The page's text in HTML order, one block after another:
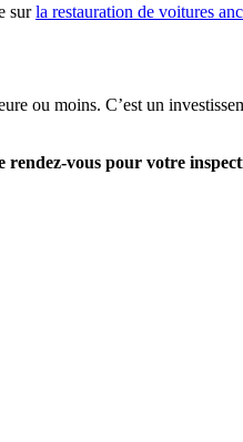
surla restauration de voitures
ou moins. C’est un
vous pour votre